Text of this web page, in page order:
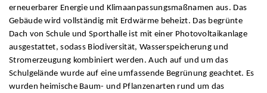
erneuerbarer Energie und Klimaanpassungsmaßnamen aus. Das
Gebäude wird vollständig mit Erdwärme beheizt. Das begrünte
Dach von Schule und Sporthalle ist mit einer Photovoltaikanlage
ausgestattet, sodass Biodiversität, Wasserspeicherung und
Stromerzeugung kombiniert werden. Auch auf und um das
Schulgelände wurde auf eine umfassende Begrünung geachtet. Es
wurden heimische Baum- und Pflanzenarten rund um das